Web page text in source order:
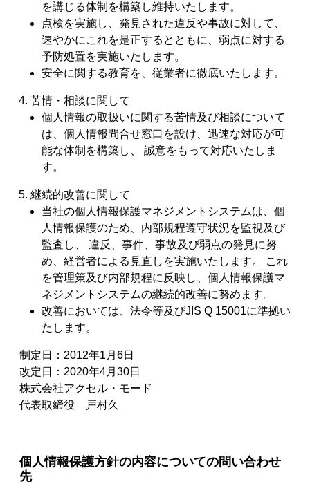
を講じる体制を構築し維持いたします。
点検を実施し、発見された違反や事故に対して、
速やかにこれを是正するとともに、弱点に対する
予防処置を実施いたします。
安全に関する教育を、従業者に徹底いたします。
苦情・相談に関して
個人情報の取扱いに関する苦情及び相談について
は、個人情報問合せ窓口を設け、迅速な対応が可
能な体制を構築し、 誠意をもって対応いたしま
す。
継続的改善に関して
当社の個人情報保護マネジメントシステムは、個
人情報保護のため、内部規程遵守状況を監視及び
監査し、 違反、事件、事故及び弱点の発見に努
め、経営者による見直しを実施いたします。 これ
を管理策及び内部規程に反映し、個人情報保護マ
ネジメントシステムの継続的改善に努めます。
改善においては、法令等及びJIS Q 15001に準拠い
たします。
制定日：2012年1月6日
改定日：2020年4月30日
株式会社アクセル・モード
代表取締役 戸村久
個人情報保護方針の内容についての問い合わせ
先